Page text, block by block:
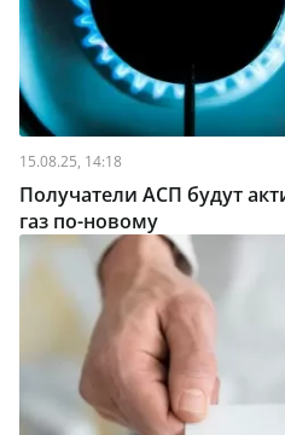
15.08.25, 14:18
Получатели АСП будут
газ по-новому